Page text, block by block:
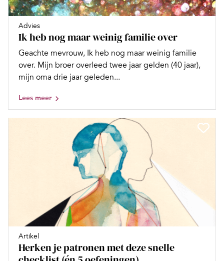
Advies
Ik heb nog maar weinig familie over
Geachte mevrouw, Ik heb nog maar weinig familie
over. Mijn broer overleed twee jaar gelden (40 jaar),
mijn oma drie jaar geleden...
Lees meer
Artikel
Herken je patronen met deze snelle